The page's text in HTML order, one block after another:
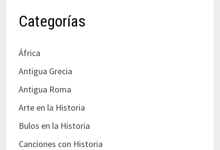
Categorías
África
Antigua Grecia
Antigua Roma
Arte en la Historia
Bulos en la Historia
Canciones con Historia